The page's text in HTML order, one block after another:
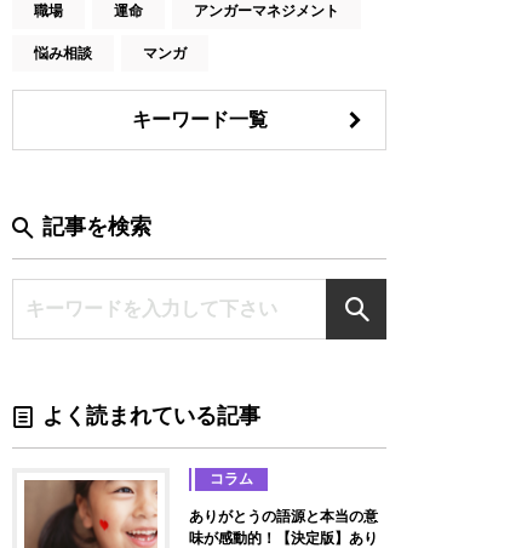
職場 運命 アンガーマネジメント
悩み相談 マンガ
キーワード一覧
記事を検索
よく読まれている記事
コラム
ありがとうの語源と本当の意
味が感動的！【決定版】あり